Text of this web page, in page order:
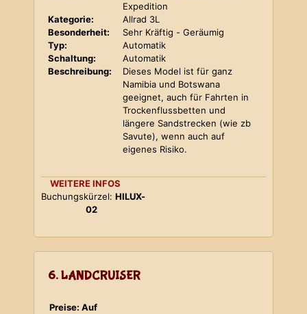
Expedition
Kategorie:
Allrad 3L
Besonderheit:
Sehr Kräftig - Geräumig
Typ:
Automatik
Schaltung:
Automatik
Beschreibung:
Dieses Model ist für ganz
Namibia und Botswana
geeignet, auch für Fahrten in
Trockenflussbetten und
längere Sandstrecken (wie zb
Savute), wenn auch auf
eigenes Risiko.
WEITERE INFOS
Buchungskürzel: HILUX-
02
6. LANDCRUISER
Preise: Auf